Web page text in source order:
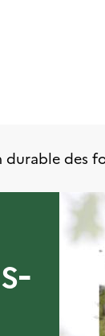
durable des